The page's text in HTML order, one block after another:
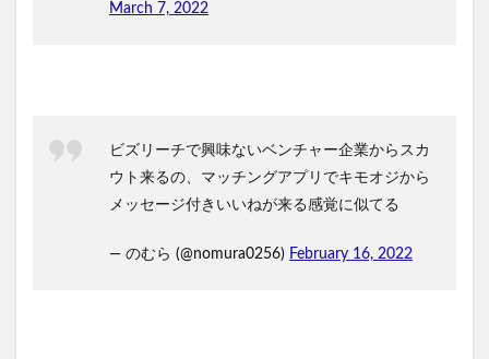
March 7, 2022
ビズリーチで興味ないベンチャー企業からスカ
ウト来るの、マッチングアプリでキモオジから
メッセージ付きいいねが来る感覚に似てる
— のむら (@nomura0256) February 16, 2022